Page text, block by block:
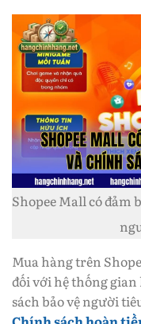
Shopee Mall có đảm
Mua hàng trên
đối với hệ thống
sách bảo vệ người